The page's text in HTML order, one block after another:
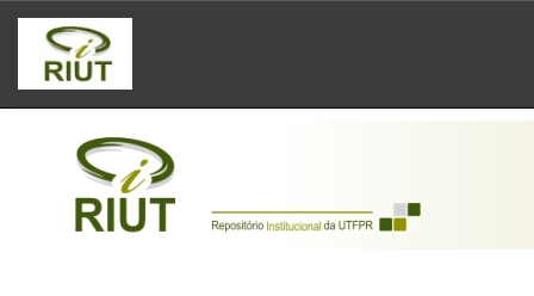
Skip
navigation